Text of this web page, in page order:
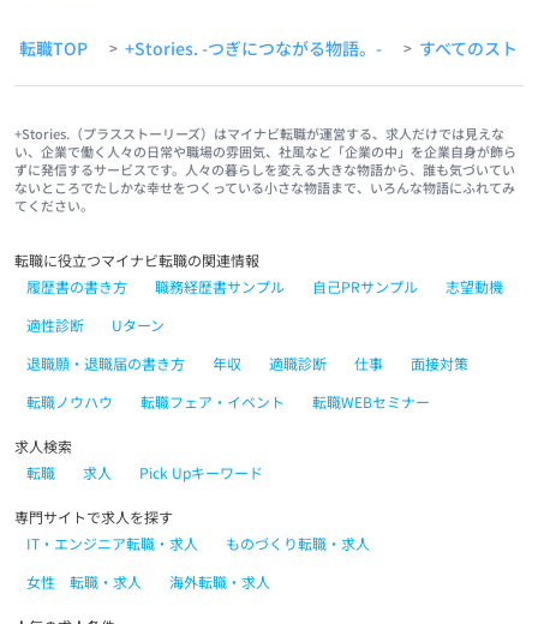
転職TOP > +Stories. -つぎにつながる物語。- > すべてのスト
+Stories.（プラスストーリーズ）はマイナビ転職が運営する、求人だけでは見えな
い、企業で働く人々の日常や職場の雰囲気、社風など「企業の中」を企業自身が飾ら
ずに発信するサービスです。人々の暮らしを変える大きな物語から、誰も気づいてい
ないところでたしかな幸せをつくっている小さな物語まで、いろんな物語にふれてみ
てください。
転職に役立つマイナビ転職の関連情報
履歴書の書き方
職務経歴書サンプル 自己PRサンプル
志望動機
適性診断
Uターン
退職願・退職届の書き方
年収 適職診断 仕事
面接対策
転職ノウハウ
転職フェア・イベント 転職WEBセミナー
求人検索
転職
求人 Pick Upキーワード
専門サイトで求人を探す
IT・エンジニア転職・求人
ものづくり転職・求人
女性 転職・求人
海外転職・求人